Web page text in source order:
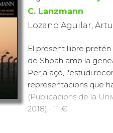
C. Lanzmann
Lozano Aguilar,
El present llibre
de Shoah amb la
Per a açò, l'estudi
representacions que
(Publicacions de la
2018) · 11 €